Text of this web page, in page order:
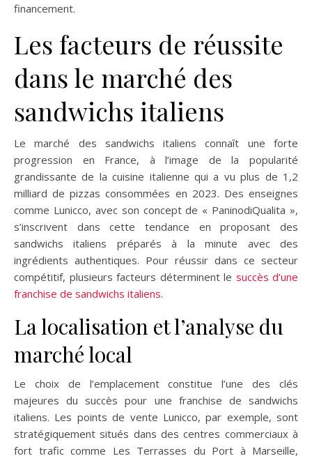
financement.
Les facteurs de réussite
dans le marché des
sandwichs italiens
Le marché des sandwichs italiens connaît une forte
progression en France, à l’image de la popularité
grandissante de la cuisine italienne qui a vu plus de 1,2
milliard de pizzas consommées en 2023. Des enseignes
comme Lunicco, avec son concept de « PaninodiQualita »,
s’inscrivent dans cette tendance en proposant des
sandwichs italiens préparés à la minute avec des
ingrédients authentiques. Pour réussir dans ce secteur
compétitif, plusieurs facteurs déterminent le succès d’une
franchise de sandwichs italiens.
La localisation et l’analyse du
marché local
Le choix de l’emplacement constitue l’une des clés
majeures du succès pour une franchise de sandwichs
italiens. Les points de vente Lunicco, par exemple, sont
stratégiquement situés dans des centres commerciaux à
fort trafic comme Les Terrasses du Port à Marseille,